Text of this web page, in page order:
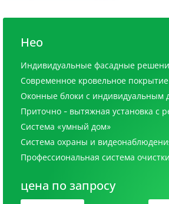
Нео
Индивидуальные фасадные
Современное кровельное покрытие
Оконные блоки с индивидуальным
Приточно - вытяжная установка с
Система «умный дом»
Система охраны и
Профессиональная система
цена по запросу